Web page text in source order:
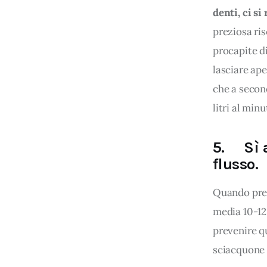
denti, ci si
preziosa
procapite
lasciare
che a
litri al
5. Sì
flusso.
Quando
media 10-
prevenire
sciacquone